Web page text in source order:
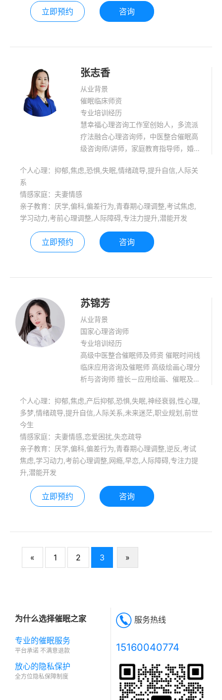
立即预约 咨询
张志香
从业背景
催眠临床师资
专业培训经历
慧幸福心理咨询工作室创始人，多流派
疗法融合心理咨询师，中医整合催眠高
级咨询师/讲师，家庭教育指导师，婚姻
整，躯体化调整，婚姻家庭咨询，家庭
临床师资，心理咨询师。多年一线实战
经验，多流派理论融合与实践结合，高
效专业。
个人心理：抑郁,焦虑,恐惧,失眠,情绪疏导,提升自信,人际关
系
情感家庭：夫妻情感
亲子教育：厌学,偏科,偏差行为,青春期心理调整,考试焦虑,
学习动力,考前心理调整,人际障碍,专注力提升,潜能开发
立即预约 咨询
苏锦芳
从业背景
国家心理咨询师
专业培训经历
高级中医整合催眠师及师资 催眠时间线
临床应用咨询及催眠师 高级绘画心理分
析与咨询师 擅长－应用绘画、催眠及远
虑、失眠、压力调节、催眠瘦身、青少
年心理健康 如您有心理方面问题需要了
个人心理：抑郁,焦虑,产后抑郁,恐惧,失眠,神经衰弱,性心理,
多梦,情绪疏导,提升自信,人际关系,未来迷茫,职业规划,前世
今生
情感家庭：夫妻情感,恋爱困扰,失恋疏导
亲子教育：厌学,偏科,偏差行为,青春期心理调整,逆反,考试
焦虑,学习动力,考前心理调整,网瘾,早恋,人际障碍,专注力提
升,潜能开发
立即预约 咨询
« 1 2 3 »
为什么选择催眠之家
专业的催眠服务
平台承诺 不满意退款
放心的隐私保护
全方位隐私保障制度
服务热线
15160040774